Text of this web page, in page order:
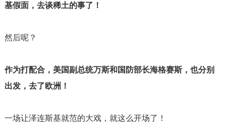
基假面，去谈稀土的事了！
然后呢？
作为打配合，美国副总统万斯和国防部长海格赛斯，也分别
出发，去了欧洲！
一场让泽连斯基就范的大戏，就这么开场了！